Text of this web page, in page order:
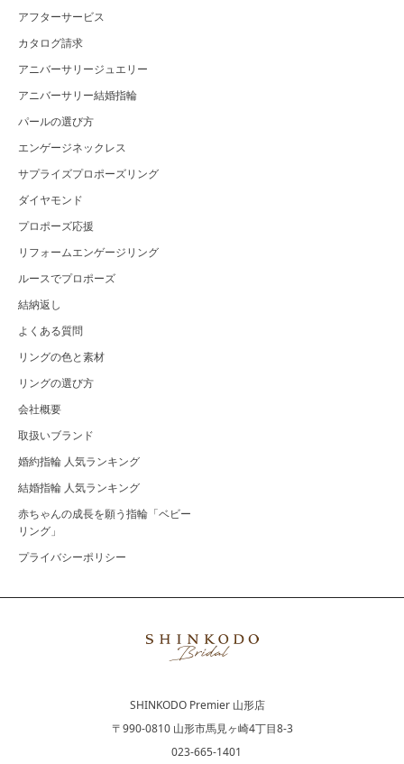
アフターサービス
カタログ請求
アニバーサリージュエリー
アニバーサリー結婚指輪
パールの選び方
エンゲージネックレス
サプライズプロポーズリング
ダイヤモンド
プロポーズ応援
リフォームエンゲージリング
ルースでプロポーズ
結納返し
よくある質問
リングの色と素材
リングの選び方
会社概要
取扱いブランド
婚約指輪 人気ランキング
結婚指輪 人気ランキング
赤ちゃんの成長を願う指輪「ベビー
リング」
プライバシーポリシー
SHINKODO Premier 山形店
〒990-0810 山形市馬見ヶ崎4丁目8-3
023-665-1401